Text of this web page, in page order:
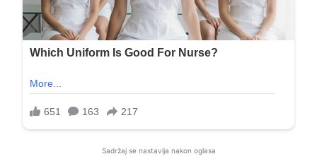
Sadržaj se nastavlja nakon oglasa